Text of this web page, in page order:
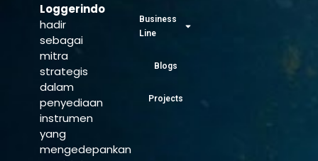
Loggerindo
hadir
sebagai
mitra
strategis
dalam
penyediaan
instrumen
yang
mengedepankan
Business
Line
Blogs
Projects